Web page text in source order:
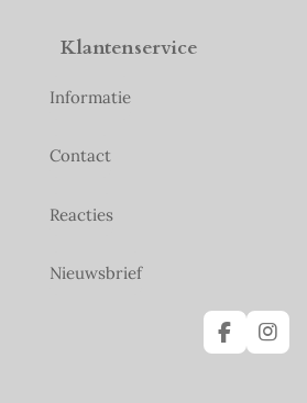
Klantenservice
Informatie
Contact
Reacties
Nieuwsbrief
F
a
I
n